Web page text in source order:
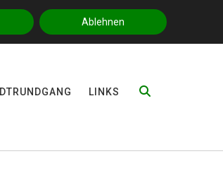
Impressum | Datenschutz
LINKS
Ablehnen